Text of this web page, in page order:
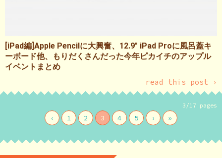
[iPad編]Apple Pencilに大興奮、12.9″ iPad Proに風呂蓋キ
ーボード他、もりだくさんだった今年ピカイチのアップル
イベントまとめ
read this post ›
3/17 pages
‹ 1 2 3 4 5 › »